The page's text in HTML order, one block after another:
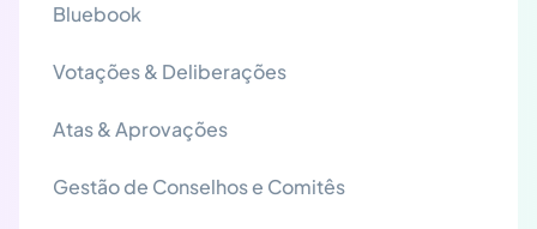
Bluebook
Votações & Deliberações
Atas & Aprovações
Gestão de Conselhos e Comitês